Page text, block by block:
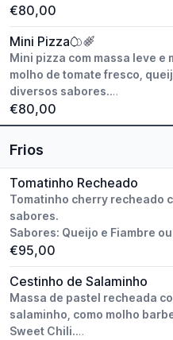
Catupiry.
Peso unitário: aprox. 40g.
Modo de preparo: artesanal.
Congelado / pronto assadas.
Valor do Cento.
€80,00
Mini Pizza
Mini pizza com massa leve e
molho de tomate fresco,
diversos sabores.
Sabores: Frango, Marguerita
Fiambre.
Peso unitário: aprox. 50g.
Congelado / pronto assadas.
Valor do Cento.
€80,00
Frios
Tomatinho Recheado
Tomatinho cherry recheado
sabores.
Sabores: Queijo e Fiambre
Peso unitário: aprox. 20g.
Modo de preparo: artesanal.
Valor do Cento.
€95,00
Cestinho de Salaminho
Massa de pastel recheada
salaminho, como molho
Sweet Chili.